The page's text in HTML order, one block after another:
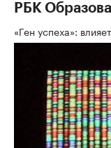
РБК
«Ген успеха»: